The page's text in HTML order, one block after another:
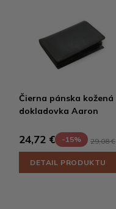
Čierna pánska kožená
dokladovka Aaron
24,72 € -15% 29,08 €
DETAIL PRODUKTU